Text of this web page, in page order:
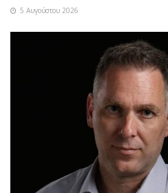
5 Αυγούστου 2026